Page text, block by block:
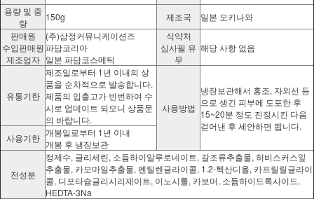
용량 및 중
량
150g 제조국
일본 오키나와
판매원
수입판매원
제조업자
(주)삼정커뮤니케이션즈
파담코리아
일본 파담코스메틱
식약처
심사필 유
무
해당 사항 없음
유통기한
제조일로부터 1년 이내의 상
품을 순차적으로 발송합니다.
제품의 입출고가 빈번하여 수
시로 업데이트 되오니 상품문
의 바랍니다.
사용방법
냉장보관해서 홍조, 자외선 등
으로 생긴 피부에 도포한 후
15~20분 정도 진정시킨 다음
걷어낸 후 세안하면 됩니다.
사용기한 개봉일로부터 1년 이내
개봉 후 냉장보관
전성분
정제수, 글리세린, 소듐하이알루로네이트, 갈조류추출물, 히비스커스잎
추출물, 카모마일추출물, 펜틸렌글라이콜, 1.2-헥산디올, 카프릴릴글라이
콜, 디포타슘글리시리제이트, 이노시톨, 카보머, 소듐하이드록사이드,
HEDTA-3Na